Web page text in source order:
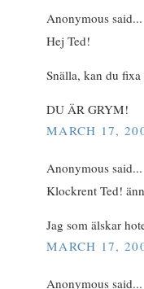
Anonymous said...
Hej Ted!
Snälla, kan du
DU ÄR GRYM!
MARCH 17,
Anonymous said...
Klockrent Ted!
Jag som älskar
MARCH 17,
Anonymous said...